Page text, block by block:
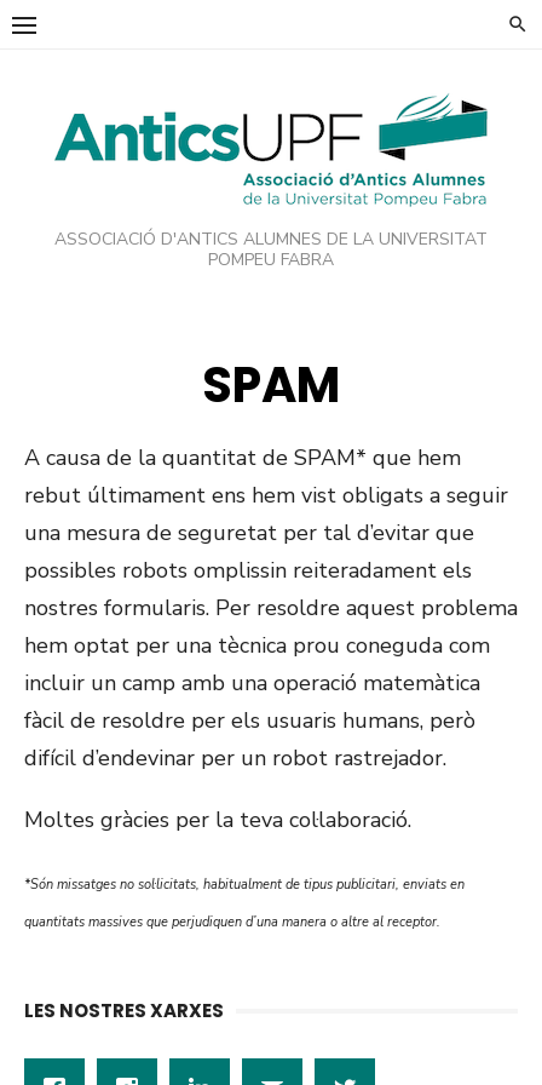
Skip
ASSOCIACIÓ D'ANTICS ALUMNES DE LA UNIVERSITAT
POMPEU FABRA
SPAM
A causa de la quantitat de SPAM* que hem
rebut últimament ens hem vist obligats a seguir
una mesura de seguretat per tal d’evitar que
possibles robots omplissin reiteradament els
nostres formularis. Per resoldre aquest problema
hem optat per una tècnica prou coneguda com
incluir un camp amb una operació matemàtica
fàcil de resoldre per els usuaris humans, però
difícil d’endevinar per un robot rastrejador.
Moltes gràcies per la teva col·laboració.
*Són missatges no sol·licitats, habitualment de tipus publicitari, enviats en
quantitats massives que perjudiquen d’una manera o altre al receptor.
LES NOSTRES XARXES